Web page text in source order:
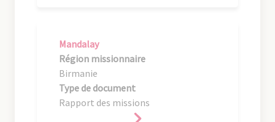
Mandalay
Région missionnaire
Birmanie
Type de document
Rapport des missions